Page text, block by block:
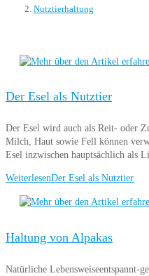
Nutztierhaltung
Der Esel als Nutztier
Der Esel wird auch als Reit- oder
Milch, Haut sowie Fell können
Esel inzwischen hauptsächlich als
WeiterlesenDer Esel als Nutztier
Haltung von Alpakas
Natürliche Lebensweiseentspannt-